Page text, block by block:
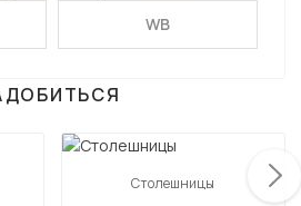
WB
Столешницы